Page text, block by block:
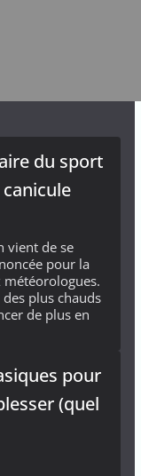
du sport
vient de se
pour la
plus chauds
de plus en
pour
(quel